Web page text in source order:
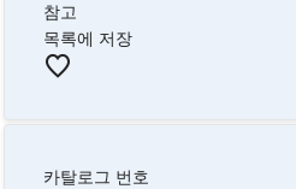
참고
목록에 저장
카탈로그 번호